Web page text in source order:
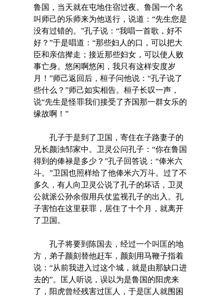
鲁国，当天就在屯地住宿过夜。鲁国一个名
叫师己的乐师来为他送行，说道：“先生您是
没有过错的。”孔子说：“我唱一首歌，好不
好？”于是唱道：“那些妇人的口，可以把大
臣和亲信撵走；接近那些妇女，可以使人败
事亡身。悠闲啊悠闲，我只有这样安度岁
月！”师己返回后，桓子问他说：“孔子说了
些什么？”师己如实相告。桓子长叹一声，
说“先生是怪罪我们接受了齐国那一群女乐的
缘故啊！”
孔子于是到了卫国，寄住在子路妻子的
兄长颜浊邹家中。卫灵公问孔子：“你在鲁国
得到的俸禄是多少？”孔子回答说：“俸米六
斗。”卫国也照样给了他俸米六万斗。过了不
多久，有人向卫灵公说了孔子的坏话，卫灵
公就派公孙余假用兵仗监视孔子的出入。孔
子害怕在这里获罪，居住了十个月，就离开
了卫国。
孔子将要到陈国去，经过一个叫匡的地
方，弟子颜刻替他赶车，颜刻用马鞭子指着
说：“从前我进入过这个城，就是由那缺口进
去的”。匡人听说，误以为是鲁国的阳虎来
了，阳虎曾经残害过匡人，于是匡人就围困